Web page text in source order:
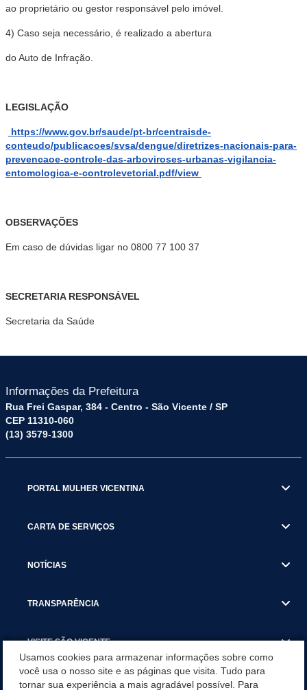
ao proprietário ou gestor responsável pelo imóvel.
4) Caso seja necessário, é realizado a abertura
do Auto de Infração.
LEGISLAÇÃO
https://www.gov.br/saude/pt-br/centraisde-
conteudo/publicacoes/svsa/dengue/diretrizes-nacionais-para-
prevencaoe-controle-das-arboviroses-urbanas-vigilancia-
entomologica-e-controlevetorial.pdf/view
OBSERVAÇÕES
Em caso de dúvidas ligar no 0800 77 100 37
SECRETARIA RESPONSÁVEL
Secretaria da Saúde
Informações da Prefeitura
Rua Frei Gaspar, 384 - Centro - São Vicente / SP
CEP 11310-060
(13) 3579-1300
PORTAL MULHER VICENTINA
CARTA DE SERVIÇOS
NOTÍCIAS
TRANSPARÊNCIA
VISITE SÃO VICENTE
Usamos cookies para armazenar informações sobre como
você usa o nosso site e as páginas que visita. Tudo para
tornar sua experiência a mais agradável possível. Para